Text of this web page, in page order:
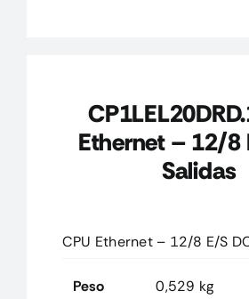
Ethernet – 12/8
Salidas
CPU Ethernet – 12/8 E/S
Peso
0,529 kg